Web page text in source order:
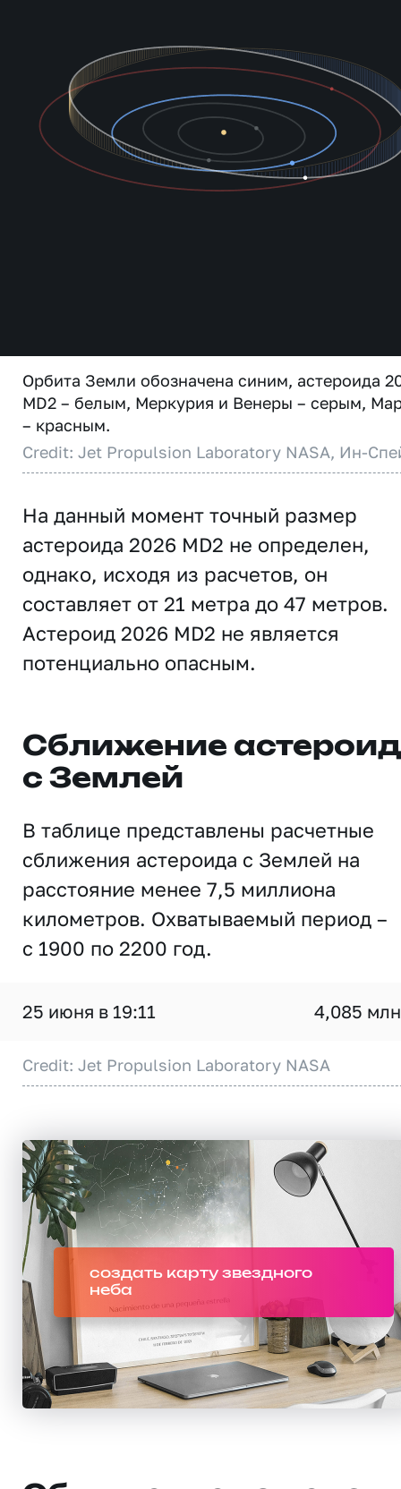
Орбита Земли обозначена синим, астероида
MD2 – белым, Меркурия и Венеры – серым,
– красным.
Credit: Jet Propulsion Laboratory NASA, Ин-
На данный момент точный размер
астероида 2026 MD2 не определен,
однако, исходя из расчетов, он
составляет от 21 метра до 47 метров.
Астероид 2026 MD2 не является
потенциально опасным.
Сближение
с Землей
В таблице представлены расчетные
сближения астероида с Землей на
расстояние менее 7,5 миллиона
километров. Охватываемый период –
с 1900 по 2200 год.
25 июня в 19:11 4,085
Credit: Jet Propulsion Laboratory NASA
создать карту звездного
неба